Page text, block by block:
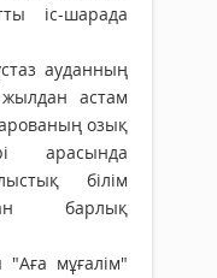
іс-шарада
ауданның
астам
озық
арасында
білім
барлық
мұғалім"